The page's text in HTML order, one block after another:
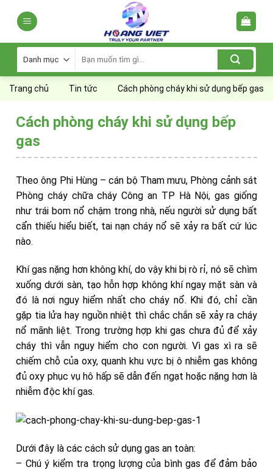
kiếm:
Trang chủ Tin tức Cách phòng cháy khi sử dụng bếp gas
Cách phòng cháy khi sử dụng bếp
gas
Theo ông Phi Hùng – cán bộ Tham mưu, Phòng cảnh sát
Phòng cháy chữa cháy Công an TP Hà Nội, gas giống
như trái bom nổ chậm trong nhà, nếu người sử dụng bất
cẩn thiếu hiểu biết, tai nạn cháy nổ sẽ xảy ra bất cứ lúc
nào.
Khí gas nặng hơn không khí, do vậy khi bị rò rỉ, nó sẽ chìm
xuống dưới sàn, tạo hỗn hợp không khí ngay mặt sàn và
đó là nơi nguy hiểm nhất cho cháy nổ. Khi đó, chỉ cần
gặp tia lửa hay nguồn nhiệt thì chắc chắn sẽ xảy ra cháy
nổ mãnh liệt. Trong trường hợp khi gas chưa đủ để xảy
cháy thì vẫn nguy hiểm cho con người. Vì gas xì ra sẽ
chiếm chỗ của oxy, quanh khu vực bị ô nhiễm gas không
đủ oxy phục vụ hô hấp sẽ dẫn đến ngạt hoặc nặng hơn là
nhiễm độc khí gas.
Dưới đây là các cách sử dụng gas an toàn:
– Chú ý kiểm tra trọng lượng của bình gas để đảm bảo